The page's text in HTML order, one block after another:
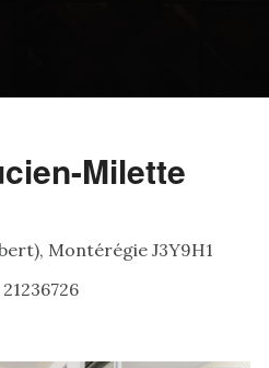
Milette
Montérégie J3Y9H1